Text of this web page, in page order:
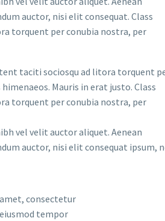
auctor, nisi elit consequat. Class
torquent per conubia nostra, per
taciti sociosqu ad litora torquent
Mauris in erat justo. Class
torquent per conubia nostra, per
vel velit auctor aliquet. Aenean
auctor, nisi elit consequat ipsum,
consectetur
tempor